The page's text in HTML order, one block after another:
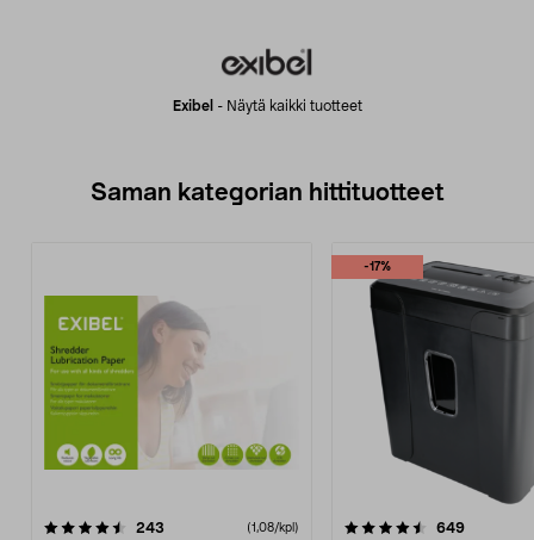
Exibel - Näytä kaikki tuotteet
Saman kategorian hittituotteet
243 (1,08/kpl)
-17%
4.5 viidestä
649arvostelut
4.5 viidestä